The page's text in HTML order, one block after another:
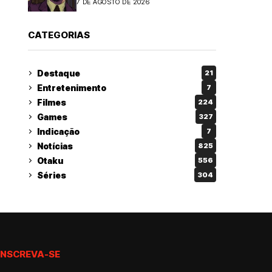
CATEGORIAS
Destaque 21
Entretenimento 7
Filmes 224
Games 327
Indicação 7
Notícias 825
Otaku 556
Séries 304
SE